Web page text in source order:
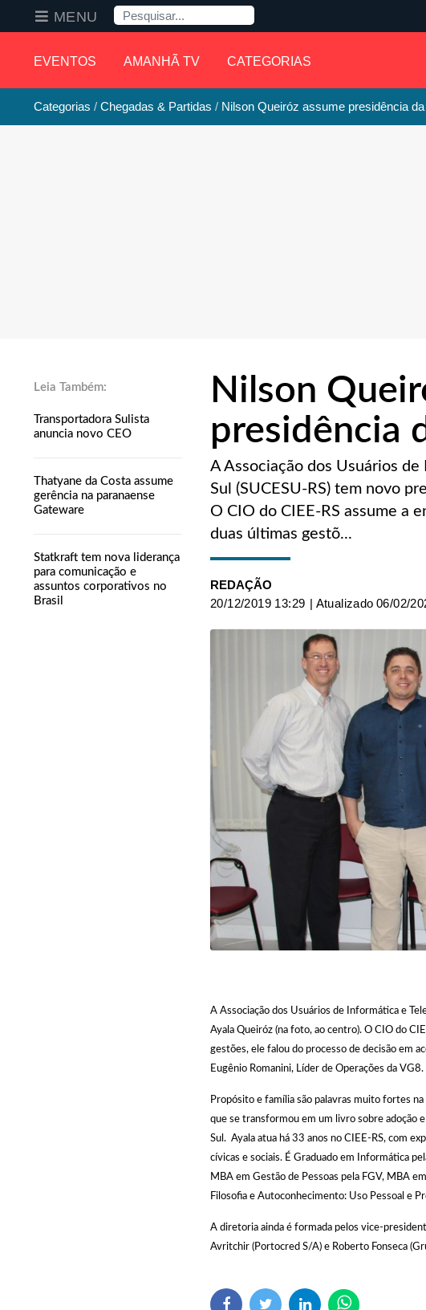
EVENTOS AMANHÃ TV CATEGORIAS
MENU Pesquisa
Categorias Chegadas & Partidas Nilson Queiróz assume presidência
Transportadora Sulista
anuncia novo CEO
Thatyane da Costa assume
gerência na paranaense
Gateware
Statkraft tem nova liderança
para comunicação e
assuntos corporativos no
Brasil
Nilson
presidência
A Associação dos Usuários
Sul (SUCESU-RS) tem novo
O CIO do CIEE-RS assume a
duas últimas gestõ...
REDAÇÃO
20/12/2019 13:29 | Atualizado 06/02/
A Associação dos Usuários de Informática e
Ayala Queiróz (na foto, ao centro). O CIO do
gestões, ele falou do processo de decisão em
Eugênio Romanini, Líder de Operações da VG8.
Propósito e família são palavras muito fortes
que se transformou em um livro sobre adoção
Sul. Ayala atua há 33 anos no CIEE-RS, com
cívicas e sociais. É Graduado em Informática
MBA em Gestão de Pessoas pela FGV, MBA
Filosofia e Autoconhecimento: Uso Pessoal e
A diretoria ainda é formada pelos vice-
Avritchir (Portocred S/A) e Roberto Fonseca